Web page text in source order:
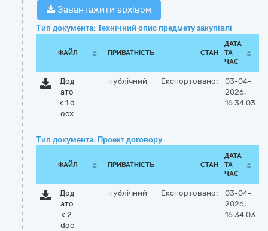
Завантажити архівом
Тип документа: Технічний опис предмету закупівлі
ФАЙЛ ПРИВАТНІСТЬ СТАН
ДАТА
ТА
ЧАС
Дод
ато
к 1.d
ocx
публічний Експортовано:
03-04-
2026,
16:34:03
Тип документа: Проект договору
ФАЙЛ ПРИВАТНІСТЬ СТАН
ДАТА
ТА
ЧАС
Дод
ато
к 2.
doc
публічний Експортовано:
03-04-
2026,
16:34:03